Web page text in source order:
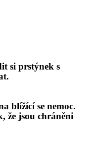
si prstýnek s
blížící se nemoc.
že jsou chráněni